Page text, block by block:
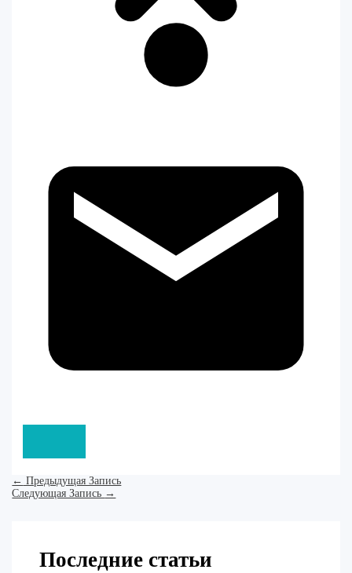
← Предыдущая Запись
Следующая Запись →
Последние статьи